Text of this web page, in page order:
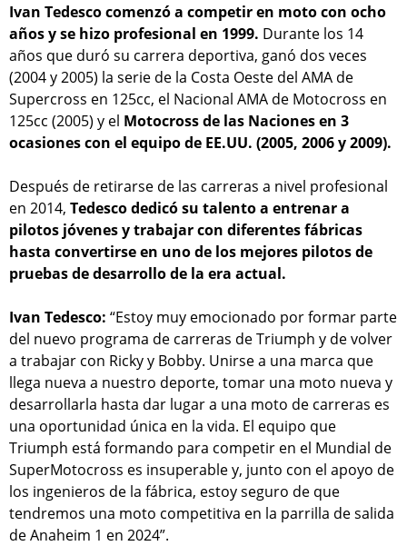
Ivan Tedesco comenzó a competir en moto con ocho
años y se hizo profesional en 1999. Durante los 14
años que duró su carrera deportiva, ganó dos veces
(2004 y 2005) la serie de la Costa Oeste del AMA de
Supercross en 125cc, el Nacional AMA de Motocross en
125cc (2005) y el Motocross de las Naciones en 3
ocasiones con el equipo de EE.UU. (2005, 2006 y 2009).
Después de retirarse de las carreras a nivel profesional
en 2014, Tedesco dedicó su talento a entrenar a
pilotos jóvenes y trabajar con diferentes fábricas
hasta convertirse en uno de los mejores pilotos de
pruebas de desarrollo de la era actual.
Ivan Tedesco: “Estoy muy emocionado por formar parte
del nuevo programa de carreras de Triumph y de volver
a trabajar con Ricky y Bobby. Unirse a una marca que
llega nueva a nuestro deporte, tomar una moto nueva y
desarrollarla hasta dar lugar a una moto de carreras es
una oportunidad única en la vida. El equipo que
Triumph está formando para competir en el Mundial de
SuperMotocross es insuperable y, junto con el apoyo de
los ingenieros de la fábrica, estoy seguro de que
tendremos una moto competitiva en la parrilla de salida
de Anaheim 1 en 2024”.